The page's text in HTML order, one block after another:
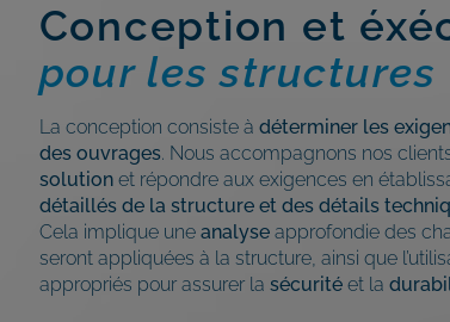
Conception et
pour les structures
La conception consiste à déterminer les
des ouvrages. Nous accompagnons nos
solutionet répondre aux exigences en
détaillés de la structure et des détails
Cela implique une analyseapprofondie des
seront appliquées à la structure, ainsi que
appropriés pour assurer la sécuritéet la